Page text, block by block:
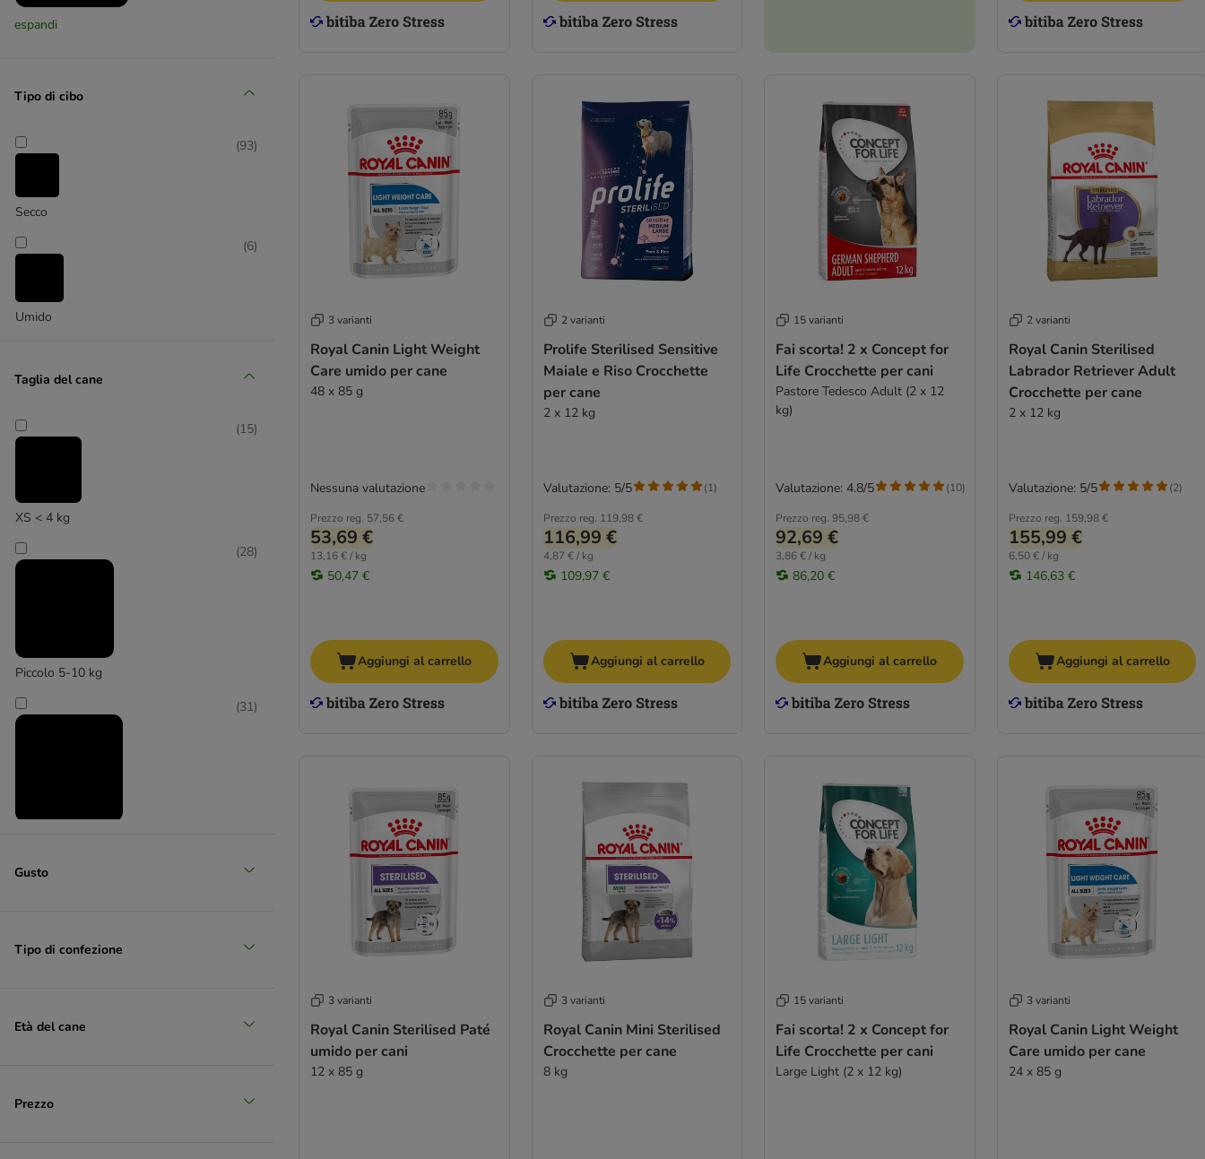
Hill's Science Plan
Nutrivet
Pro Plan
espandi
Tipo di cibo
Secco
(93)
Umido
(6)
Taglia del cane
XS < 4 kg
(15)
Piccolo 5-10 kg
(28)
(31)
30)
Gusto
Tipo di confezione
Età del cane
Prezzo
3 varianti
Royal Canin Light Weight
Care umido per cane
48 x 85 g
Prezzo reg. 57,56 €
53,69 €
13,16 € / kg
50,47 €
Nessuna valutazione
Aggiungi al carrello
2 varianti
Prolife Sterilised Sensitive
Maiale e Riso Crocchette
per cane
2 x 12 kg
Prezzo reg. 119,98 €
116,99 €
4,87 € / kg
109,97 €
Valutazione: 5/5 (1)
Aggiungi al carrello
15 varianti
Fai scorta! 2 x Concept for
Life Crocchette per cani
Pastore Tedesco Adult (2 x 12
kg)
Prezzo reg. 95,98 €
92,69 €
3,86 € / kg
86,20 €
Valutazione: 4.8/5 (10)
Aggiungi al carrello
2 varianti
Royal Canin Sterilised
Labrador Retriever Adult
Crocchette per cane
2 x 12 kg
Prezzo reg. 159,98 €
155,99 €
6,50 € / kg
146,63 €
Valutazione: 5/5 (2)
Aggiungi al carrello
3 varianti
Royal Canin Sterilised Paté
umido per cani
12 x 85 g
3 varianti
Royal Canin Mini Sterilised
Crocchette per cane
8 kg
15 varianti
Fai scorta! 2 x Concept for
Life Crocchette per cani
Large Light (2 x 12 kg)
3 varianti
Royal Canin Light Weight
Care umido per cane
24 x 85 g